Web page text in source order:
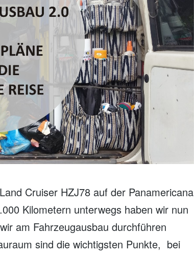
Cruiser HZJ78 auf der Panamericana
Kilometern unterwegs haben wir nun
am Fahrzeugausbau durchführen
sind die wichtigsten Punkte, bei